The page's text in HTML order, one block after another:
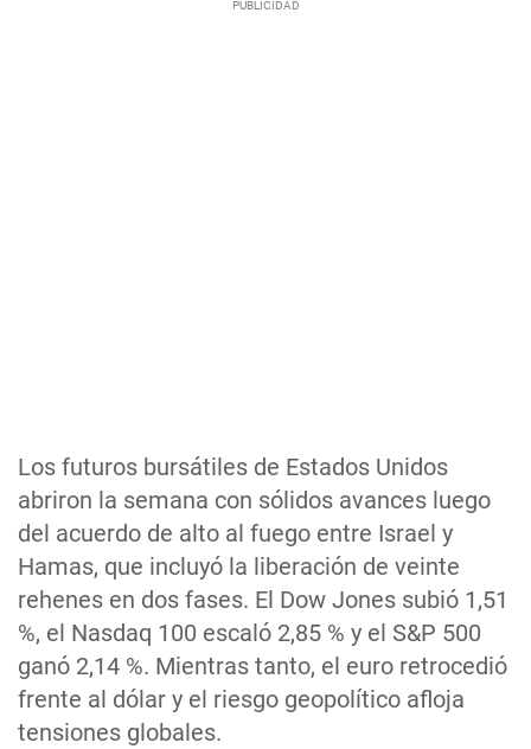
Los futuros bursátiles de Estados Unidos
abriron la semana con sólidos avances luego
del acuerdo de alto al fuego entre Israel y
Hamas, que incluyó la liberación de veinte
rehenes en dos fases. El Dow Jones subió 1,51
%, el Nasdaq 100 escaló 2,85 % y el S&P 500
ganó 2,14 %. Mientras tanto, el euro retrocedió
frente al dólar y el riesgo geopolítico afloja
tensiones globales.